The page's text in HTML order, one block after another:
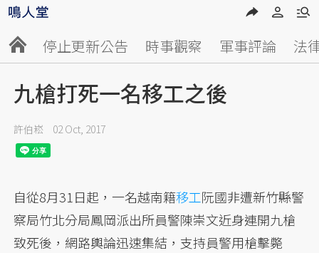
停止更新公告 時事觀察 軍事評論 法
九槍打死一名移工之後
許伯崧 02 Oct, 2017
自從8月31日起，一名越南籍移工阮國非遭新竹縣警
察局竹北分局鳳岡派出所員警陳崇文近身連開九槍
致死後，網路輿論迅速集結，支持員警用槍擊斃